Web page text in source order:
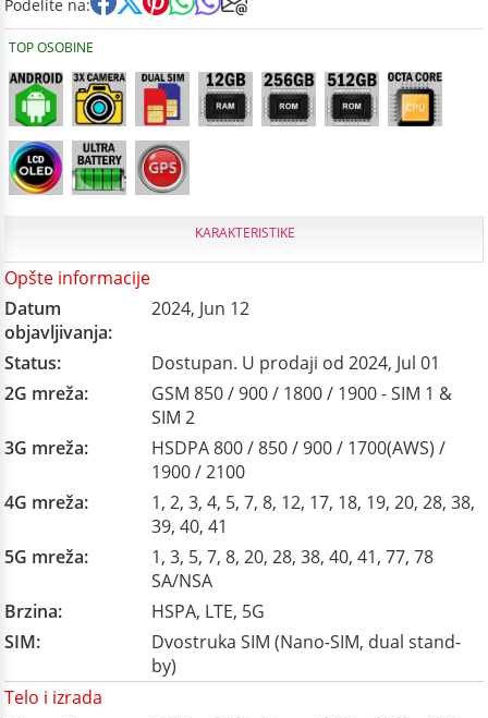
Podelite na:
TOP OSOBINE
KARAKTERISTIKE
Opšte informacije
Datum
objavljivanja:
2024, Jun 12
Status:
Dostupan. U prodaji od 2024, Jul 01
2G mreža:
GSM 850 / 900 / 1800 / 1900 - SIM 1 &
SIM 2
3G mreža:
HSDPA 800 / 850 / 900 / 1700(AWS) /
1900 / 2100
4G mreža:
1, 2, 3, 4, 5, 7, 8, 12, 17, 18, 19, 20, 28, 38,
39, 40, 41
5G mreža:
1, 3, 5, 7, 8, 20, 28, 38, 40, 41, 77, 78
SA/NSA
Brzina:
HSPA, LTE, 5G
SIM:
Dvostruka SIM (Nano-SIM, dual stand-
by)
Telo i izrada